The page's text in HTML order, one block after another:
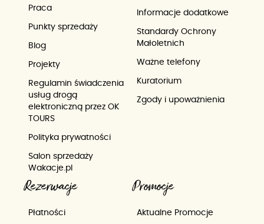
Praca
Punkty sprzedaży
Blog
Projekty
Regulamin świadczenia
usług drogą
elektroniczną przez OK
TOURS
Polityka prywatności
Salon sprzedaży
Wakacje.pl
Informacje dodatkowe
Standardy Ochrony
Małoletnich
Ważne telefony
Kuratorium
Zgody i upoważnienia
Rezerwacje
Płatności
Promocje
Aktualne Promocje